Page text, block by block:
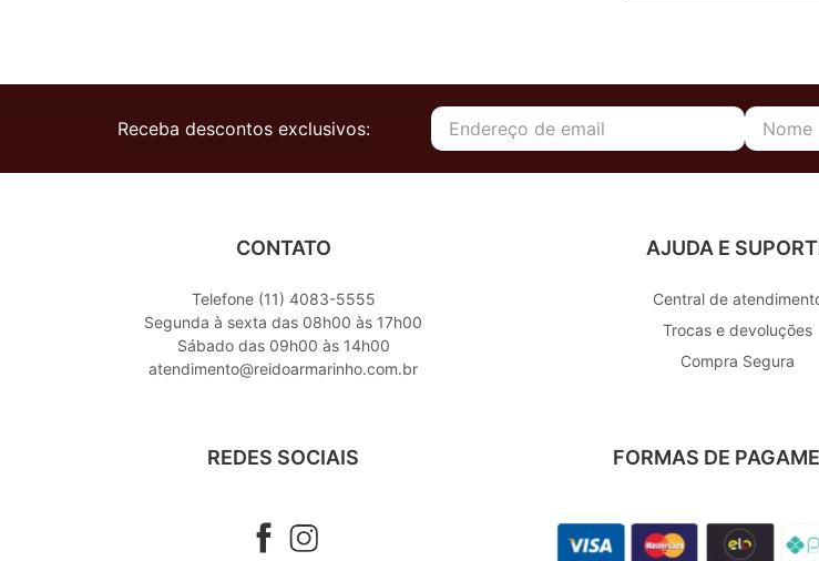
Receba descontos exclusivos:
CONTATO
Telefone (11) 4083-5555
Segunda à sexta das 08h00 às 17h00
Sábado das 09h00 às 14h00
atendimento@reidoarmarinho.com.br
AJUDA E
Central de
Trocas e devoluções
Compra Segura
REDES SOCIAIS FORMAS DE